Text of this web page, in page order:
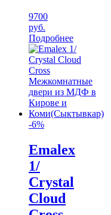
9700
руб.
Подробнее
-6%
Emalex
1/
Crystal
Cloud